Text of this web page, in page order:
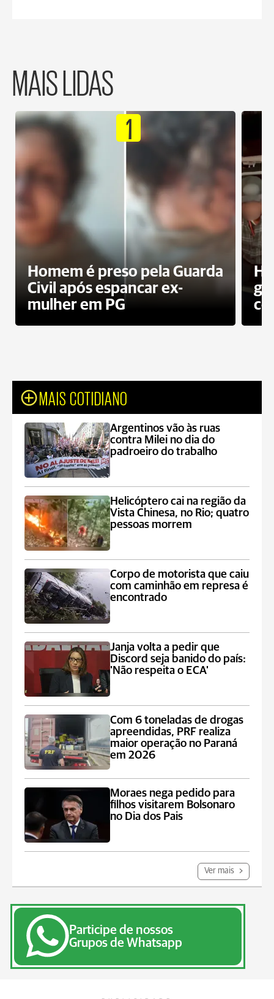
MAIS LIDAS
1
Homem é preso pela Guarda
Civil após espancar ex-
mulher em PG
MAIS COTIDIANO
Argentinos vão às ruas
contra Milei no dia do
padroeiro do trabalho
Helicóptero cai na região da
Vista Chinesa, no Rio; quatro
pessoas morrem
Corpo de motorista que caiu
com caminhão em represa é
encontrado
Janja volta a pedir que
Discord seja banido do país:
'Não respeita o ECA'
Com 6 toneladas de drogas
apreendidas, PRF realiza
maior operação no Paraná
em 2026
Moraes nega pedido para
filhos visitarem Bolsonaro
no Dia dos Pais
Ver mais
Participe de nossos
Grupos de Whatsapp